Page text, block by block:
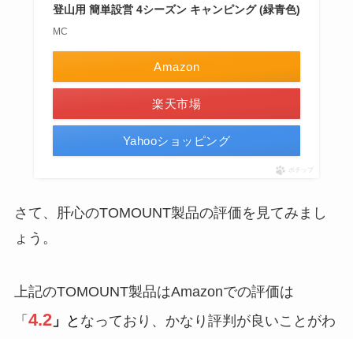
登山用 簡単設営 4シーズン キャンピング (緑青色)
MC
Amazon
楽天市場
Yahooショッピング
ポチップ
さて、肝心のTOMOUNT製品の評価を見てみまし
ょう。
上記のTOMOUNT製品はAmazonでの評価は
「 4.2」 と なっており、かなり評判が良いことがわ